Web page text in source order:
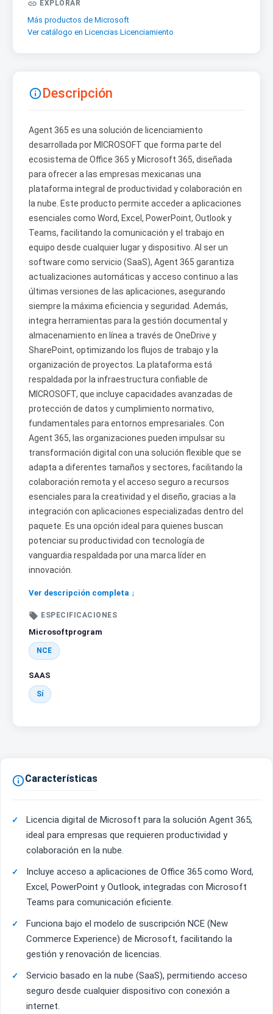
 EXPLORAR
Más productos de Microsoft
Ver catálogo en Licencias Licenciamiento
Descripción
Agent 365 es una solución de licenciamiento
desarrollada por MICROSOFT que forma parte del
ecosistema de Office 365 y Microsoft 365, diseñada
para ofrecer a las empresas mexicanas una
plataforma integral de productividad y colaboración en
la nube. Este producto permite acceder a aplicaciones
esenciales como Word, Excel, PowerPoint, Outlook y
Teams, facilitando la comunicación y el trabajo en
equipo desde cualquier lugar y dispositivo. Al ser un
software como servicio (SaaS), Agent 365 garantiza
actualizaciones automáticas y acceso continuo a las
últimas versiones de las aplicaciones, asegurando
siempre la máxima eficiencia y seguridad. Además,
integra herramientas para la gestión documental y
almacenamiento en línea a través de OneDrive y
SharePoint, optimizando los flujos de trabajo y la
organización de proyectos. La plataforma está
respaldada por la infraestructura confiable de
MICROSOFT, que incluye capacidades avanzadas de
protección de datos y cumplimiento normativo,
fundamentales para entornos empresariales. Con
Agent 365, las organizaciones pueden impulsar su
transformación digital con una solución flexible que se
adapta a diferentes tamaños y sectores, facilitando la
colaboración remota y el acceso seguro a recursos
esenciales para la creatividad y el diseño, gracias a la
integración con aplicaciones especializadas dentro del
paquete. Es una opción ideal para quienes buscan
potenciar su productividad con tecnología de
vanguardia respaldada por una marca líder en
innovación.
Ver descripción completa ↓
 ESPECIFICACIONES
Microsoftprogram
NCE
SAAS
Sí
Características
Licencia digital de Microsoft para la solución Agent 365,
ideal para empresas que requieren productividad y
colaboración en la nube.
Incluye acceso a aplicaciones de Office 365 como Word,
Excel, PowerPoint y Outlook, integradas con Microsoft
Teams para comunicación eficiente.
Funciona bajo el modelo de suscripción NCE (New
Commerce Experience) de Microsoft, facilitando la
gestión y renovación de licencias.
Servicio basado en la nube (SaaS), permitiendo acceso
seguro desde cualquier dispositivo con conexión a
internet.